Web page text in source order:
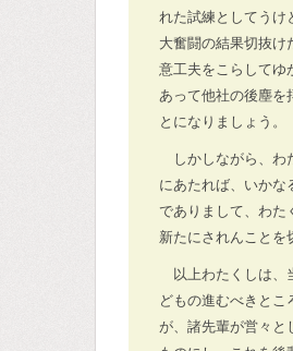
れた試練としてうけ
大奮闘の結果切抜け
意工夫をこらしてゆ
あって他社の後塵を
とになりましょう。
しかしながら、
にあたれば、いかな
でありまして、わた
新たにされんことを
以上わたくしは
どもの進むべきと
が、諸先輩が営々と